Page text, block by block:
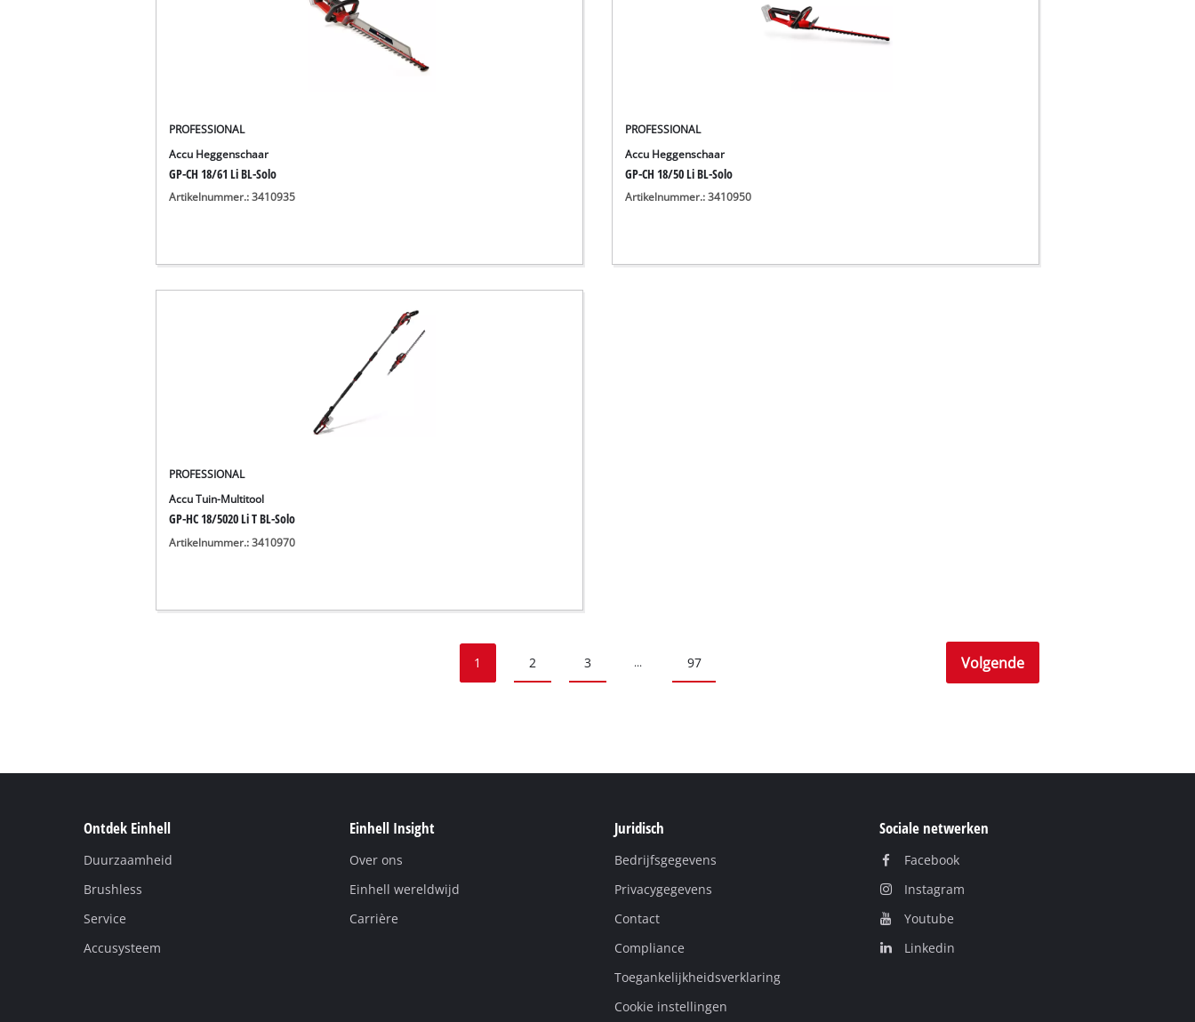
PROFESSIONAL
Accu Heggenschaar
GP-CH 18/61 Li BL-Solo
Artikelnummer.: 3410935
PROFESSIONAL
Accu Heggenschaar
GP-CH 18/50 Li BL-Solo
Artikelnummer.: 3410950
PROFESSIONAL
Accu Tuin-Multitool
GP-HC 18/5020 Li T BL-Solo
Artikelnummer.: 3410970
1 2 3 ... 97 Volgende
Ontdek Einhell
Duurzaamheid
Brushless
Service
Accusysteem
Einhell Insight
Over ons
Einhell wereldwijd
Carrière
Juridisch
Bedrijfsgegevens
Privacygegevens
Contact
Compliance
Toegankelijkheidsverklaring
Cookie instellingen
Sociale netwerken
Facebook
Instagram
Youtube
Linkedin